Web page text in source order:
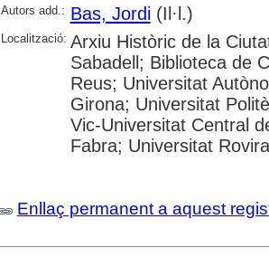
Autors add.: Bas, Jordi(Il·l.)
Localització: Arxiu Històric de la
Sabadell; Biblioteca de
Reus; Universitat
Girona; Universitat
Vic-Universitat Central
Fabra; Universitat
Enllaç permanent a aquest